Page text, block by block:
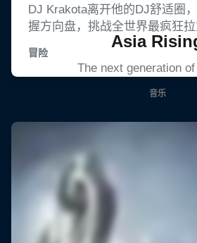
Asia
The next generation
音乐